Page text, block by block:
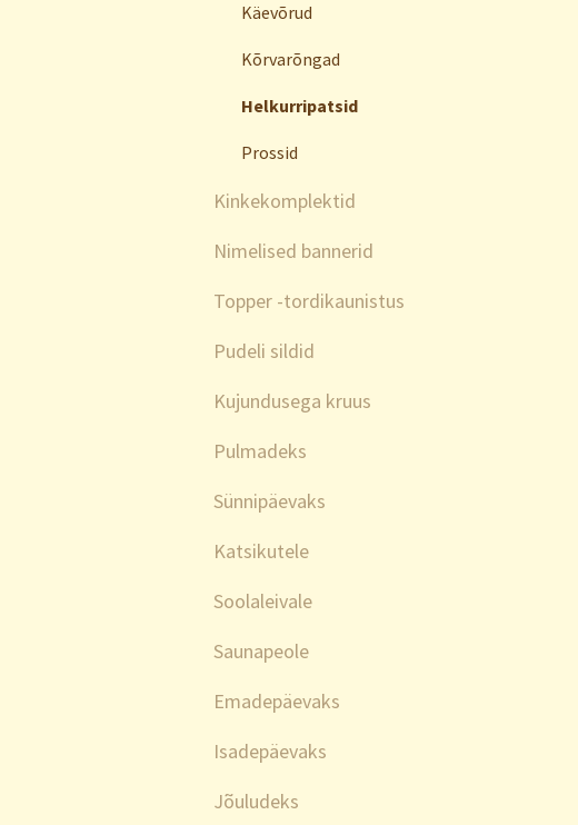
Käevõrud
Kõrvarõngad
Helkurripatsid
Prossid
Kinkekomplektid
Nimelised bannerid
Topper -tordikaunistus
Pudeli sildid
Kujundusega kruus
Pulmadeks
Sünnipäevaks
Katsikutele
Soolaleivale
Saunapeole
Emadepäevaks
Isadepäevaks
Jõuludeks